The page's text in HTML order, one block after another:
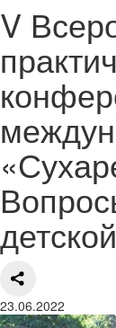
V
23.06.2022